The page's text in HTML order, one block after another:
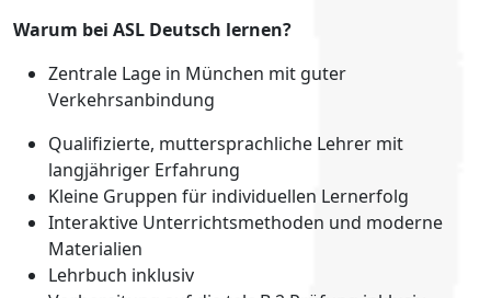
Warum bei ASL Deutsch lernen?
Zentrale Lage in München mit guter
Verkehrsanbindung
Qualifizierte, muttersprachliche Lehrer mit
langjähriger Erfahrung
Kleine Gruppen für individuellen Lernerfolg
Interaktive Unterrichtsmethoden und moderne
Materialien
Lehrbuch inklusiv